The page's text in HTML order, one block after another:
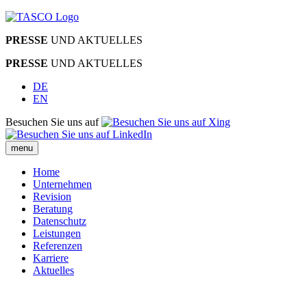
PRESSE UND AKTUELLES
PRESSE UND AKTUELLES
DE
EN
Besuchen Sie uns auf
menu
Home
Unternehmen
Revision
Beratung
Datenschutz
Leistungen
Referenzen
Karriere
Aktuelles